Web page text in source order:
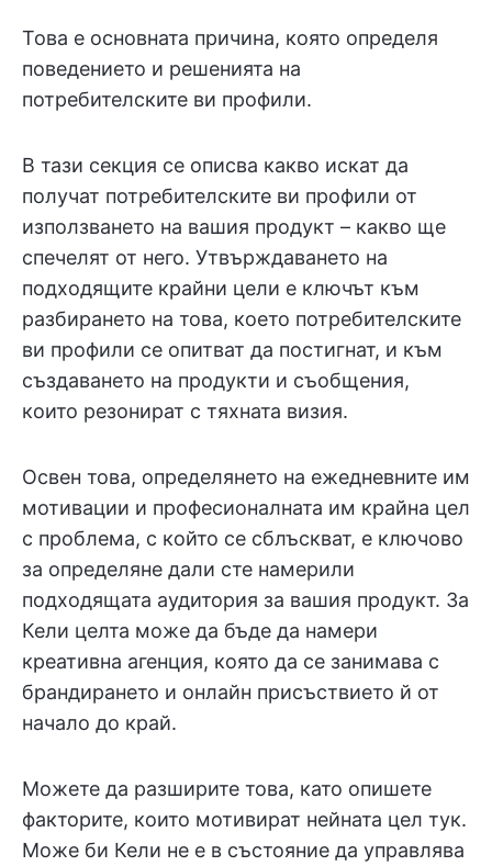
Това е основната причина, която определя
поведението и решенията на
потребителските ви профили.
В тази секция се описва какво искат да
получат потребителските ви профили от
използването на вашия продукт – какво ще
спечелят от него. Утвърждаването на
подходящите крайни цели е ключът към
разбирането на това, което потребителските
ви профили се опитват да постигнат, и към
създаването на продукти и съобщения,
които резонират с тяхната визия.
Освен това, определянето на ежедневните им
мотивации и професионалната им крайна цел
с проблема, с който се сблъскват, е ключово
за определяне дали сте намерили
подходящата аудитория за вашия продукт. За
Кели целта може да бъде да намери
креативна агенция, която да се занимава с
брандирането и онлайн присъствието й от
начало до край.
Можете да разширите това, като опишете
факторите, които мотивират нейната цел тук.
Може би Кели не е в състояние да управлява